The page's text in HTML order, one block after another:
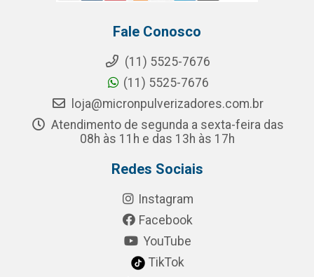
Fale Conosco
(11) 5525-7676
(11) 5525-7676
loja@micronpulverizadores.com.br
Atendimento de segunda a sexta-feira das
08h às 11h e das 13h às 17h
Redes Sociais
Instagram
Facebook
YouTube
TikTok